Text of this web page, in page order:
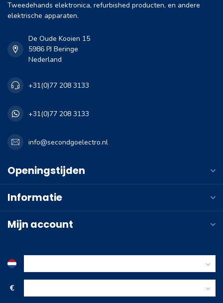
Tweedehands elektronica, refurbished producten, en andere
elektrische apparaten.
De Oude Kooien 15
5986 PJ Beringe
Nederland
+31(0)77 208 3133
+31(0)77 208 3133
info@secondgoelectro.nl
Openingstijden
Informatie
Mijn account
€